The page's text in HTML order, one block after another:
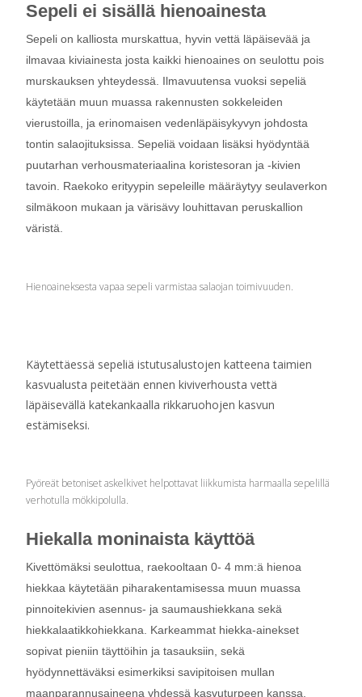
Sepeli ei sisällä hienoainesta
Sepeli on kalliosta murskattua, hyvin vettä läpäisevää ja
ilmavaa kiviainesta josta kaikki hienoaines on seulottu pois
murskauksen yhteydessä. Ilmavuutensa vuoksi sepeliä
käytetään muun muassa rakennusten sokkeleiden
vierustoilla, ja erinomaisen vedenläpäisykyvyn johdosta
tontin salaojituksissa. Sepeliä voidaan lisäksi hyödyntää
puutarhan verhousmateriaalina koristesoran ja -kivien
tavoin. Raekoko erityypin sepeleille määräytyy seulaverkon
silmäkoon mukaan ja värisävy louhittavan peruskallion
väristä.
Hienoaineksesta vapaa sepeli varmistaa salaojan toimivuuden.
Käytettäessä sepeliä istutusalustojen katteena taimien
kasvualusta peitetään ennen kiviverhousta vettä
läpäisevällä katekankaalla rikkaruohojen kasvun
estämiseksi.
Pyöreät betoniset askelkivet helpottavat liikkumista harmaalla sepelillä
verhotulla mökkipolulla.
Hiekalla moninaista käyttöä
Kivettömäksi seulottua, raekooltaan 0- 4 mm:ä hienoa
hiekkaa käytetään piharakentamisessa muun muassa
pinnoitekivien asennus- ja saumaushiekkana sekä
hiekkalaatikkohiekkana. Karkeammat hiekka-ainekset
sopivat pieniin täyttöihin ja tasauksiin, sekä
hyödynnettäväksi esimerkiksi savipitoisen mullan
maanparannusaineena yhdessä kasvuturpeen kanssa.